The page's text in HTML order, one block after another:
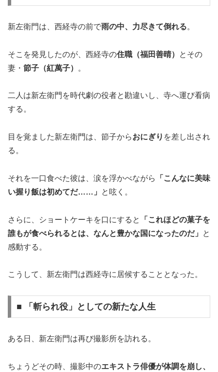
新左衛門は、西経寺の前で雨の中、力尽きて倒れる。
そこを発見したのが、西経寺の住職（福田善晴）
とその
妻・ 節子（紅萬子） 。
二人は新左衛門を時代劇の役者と勘違いし、寺へ運び看病
する。
目を覚ました新左衛門は、節子からおにぎり を差し出され
る。
それを一口食べた彼は、涙を浮かべながら
「こんなに美味
い握り飯は初めてだ……」
と呟く。
さらに、ショートケーキを口にすると
「これほどの菓子を
誰もが食べられるとは、なんと豊かな国になったのだ」
と
感動する。
こうして、新左衛門は西経寺に居候することとなった。
■ 「斬られ役」としての新たな人生
ある日、新左衛門は再び撮影所を訪れる。
ちょうどその時、撮影中のエキストラ俳優が体調を崩し、